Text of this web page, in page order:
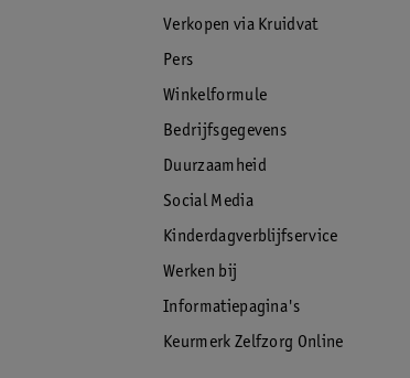
Verkopen via Kruidvat
Pers
Winkelformule
Bedrijfsgegevens
Duurzaamheid
Social Media
Kinderdagverblijfservice
Werken bij
Informatiepagina's
Keurmerk Zelfzorg Online